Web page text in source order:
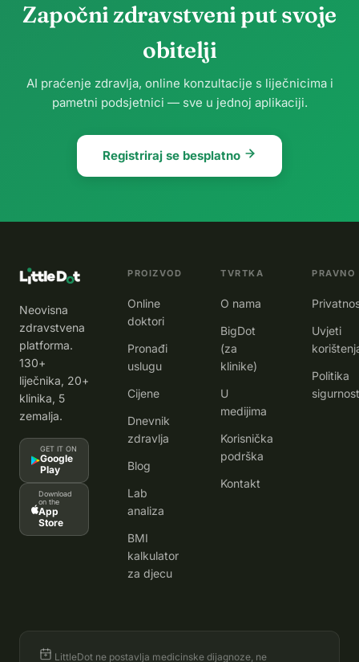
Započni zdravstveni put svoje
obitelji
AI praćenje zdravlja, online konzultacije s liječnicima i
pametni podsjetnici — sve u jednoj aplikaciji.
Registriraj se besplatno
Neovisna
zdravstvena
platforma.
130+
liječnika, 20+
klinika, 5
zemalja.
GET IT ON
Google
Play
Download
on the
App
Store
PROIZVOD
Online
doktori
Pronađi
uslugu
Cijene
Dnevnik
zdravlja
Blog
Lab
analiza
BMI
kalkulator
za djecu
TVRTKA
O nama
BigDot
(za
klinike)
U
medijima
Korisnička
podrška
Kontakt
PRAVNO
Uvjeti
Politika
LittleDot ne postavlja medicinske dijagnoze, ne